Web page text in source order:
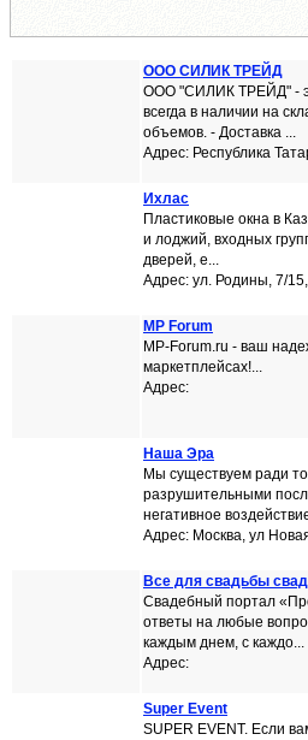
ООО СИЛИК ТРЕЙД
ООО "СИЛИК ТРЕЙД" -
всегда в наличии на
объемов. - Доставка ...
Адрес: Республика
Ихлас
Пластиковые окна в
и лоджий, входных
дверей, е...
Адрес: ул. Родины, 7/
MP Forum
MP-Forum.ru - ваш
маркетплейсах!...
Адрес:
Наша Эра
Мы существуем ради
разрушительными
негативное
Адрес: Москва, ул
Все для свадьбы
Свадебный портал
ответы на любые
каждым днем, с каждо...
Адрес:
Super Event
SUPER EVENT. Если